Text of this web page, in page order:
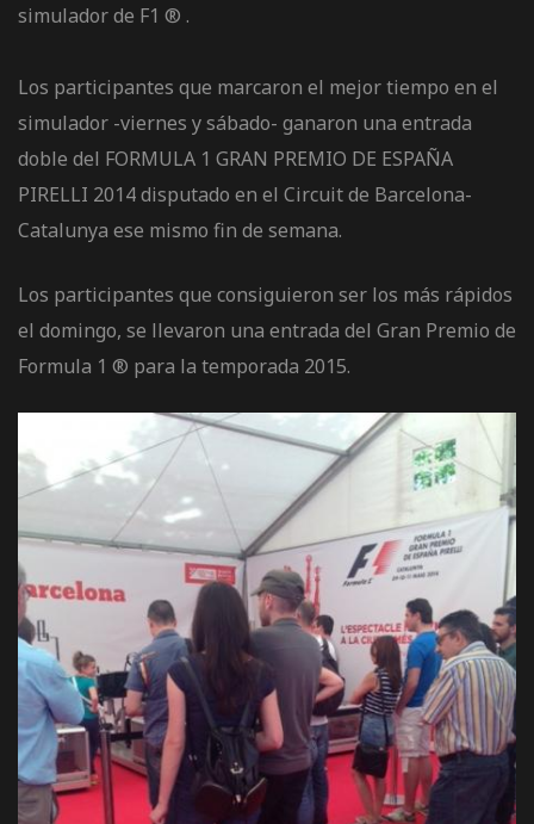
simulador de F1 ® .
Los participantes que marcaron el mejor tiempo en el
simulador -viernes y sábado- ganaron una entrada
doble del FORMULA 1 GRAN PREMIO DE ESPAÑA
PIRELLI 2014 disputado en el Circuit de Barcelona-
Catalunya ese mismo fin de semana.
Los participantes que consiguieron ser los más rápidos
el domingo, se llevaron una entrada del Gran Premio de
Formula 1 ® para la temporada 2015.
Tour